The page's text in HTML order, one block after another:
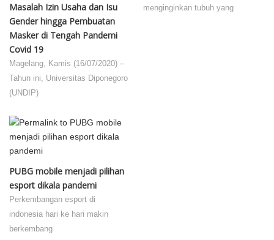
Masalah Izin Usaha dan Isu
Gender hingga Pembuatan
Masker di Tengah Pandemi
Covid 19
Magelang, Kamis (16/07/2020) –
Tahun ini, Universitas Diponegoro
(UNDIP)
menginginkan tubuh yang
PUBG mobile menjadi pilihan
esport dikala pandemi
Perkembangan esport di
indonesia hari ke hari makin
berkembang